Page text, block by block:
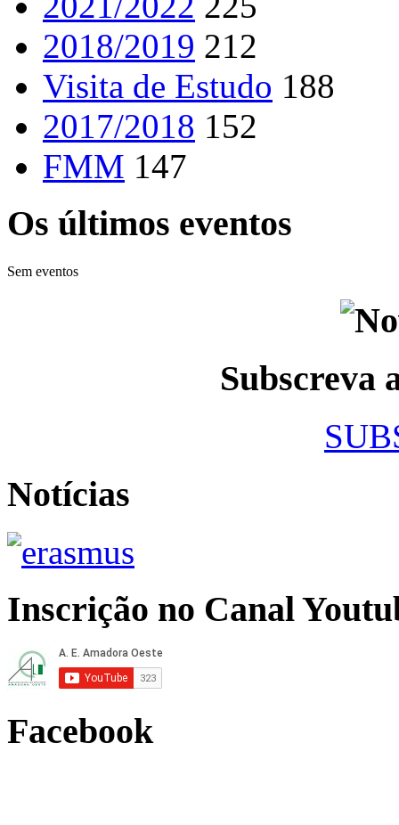
2018/2019 212
Visita de Estudo 188
2017/2018 152
FMM 147
Os últimos eventos
Sem eventos
Subscreva
Notícias
Inscrição no Canal
Facebook